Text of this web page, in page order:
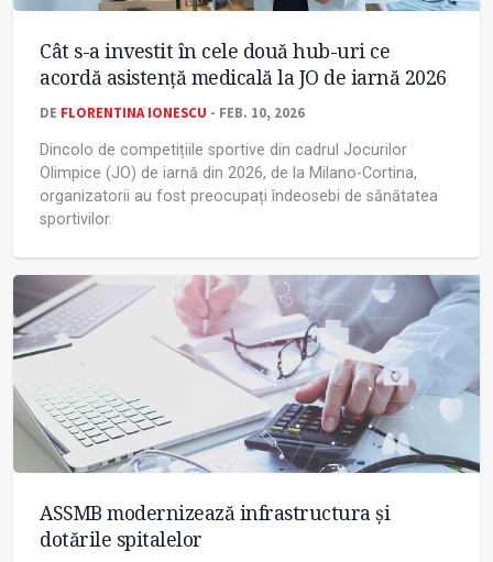
Cât s-a investit în cele două hub-uri ce
acordă asistență medicală la JO de iarnă 2026
DE FLORENTINA IONESCU - FEB. 10, 2026
Dincolo de competițiile sportive din cadrul Jocurilor
Olimpice (JO) de iarnă din 2026, de la Milano-Cortina,
organizatorii au fost preocupați îndeosebi de sănătatea
sportivilor.
ASSMB modernizează infrastructura și
dotările spitalelor